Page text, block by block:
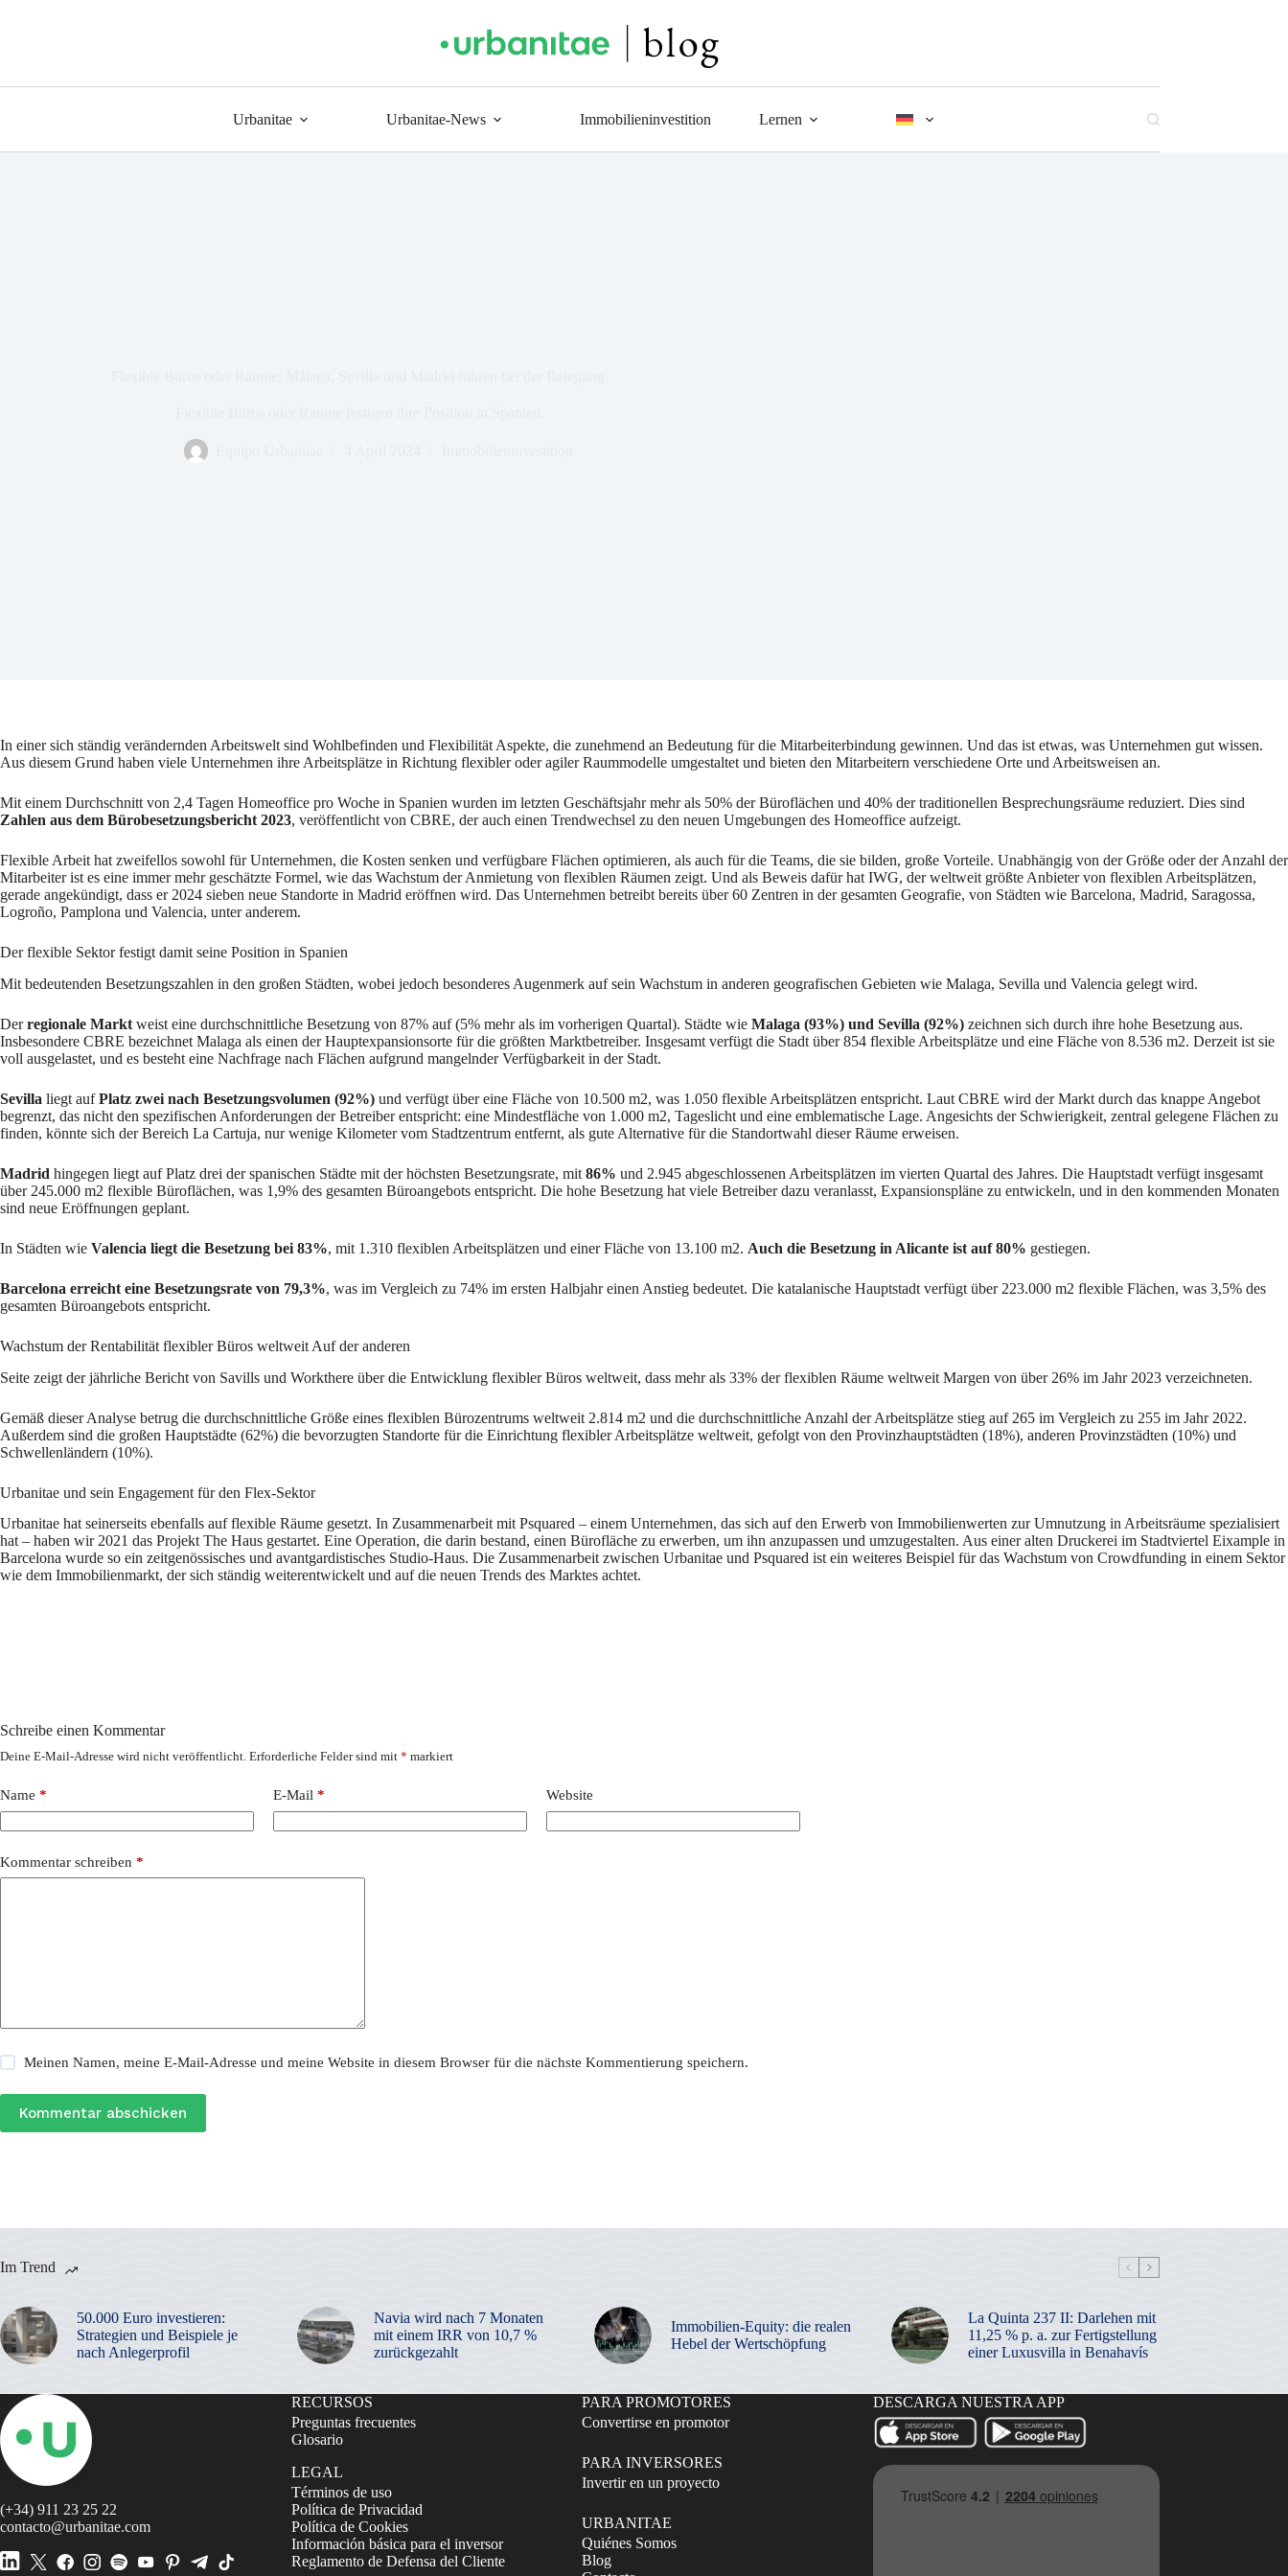
Urbanitae Urbanitae-News Immobilieninvestition Lernen
In einer sich ständig verändernden Arbeitswelt sind Wohlbefinden und Flexibilität Aspekte, die zunehmend an Bedeutung für die Mitarbeiterbindung gewinnen. Und das ist etwas, was Unternehmen gut wissen.
Aus diesem Grund haben viele Unternehmen ihre Arbeitsplätze in Richtung flexibler oder agiler Raummodelle umgestaltet und bieten den Mitarbeitern verschiedene Orte und Arbeitsweisen an.
Mit einem Durchschnitt von 2,4 Tagen Homeoffice pro Woche in Spanien wurden im letzten Geschäftsjahr mehr als 50% der Büroflächen und 40% der traditionellen Besprechungsräume reduziert. Dies sind
Zahlen aus dem Bürobesetzungsbericht 2023, veröffentlicht von CBRE, der auch einen Trendwechsel zu den neuen Umgebungen des Homeoffice aufzeigt.
Flexible Arbeit hat zweifellos sowohl für Unternehmen, die Kosten senken und verfügbare Flächen optimieren, als auch für die Teams, die sie bilden, große Vorteile. Unabhängig von der Größe oder der Anzahl der
Mitarbeiter ist es eine immer mehr geschätzte Formel, wie das Wachstum der Anmietung von flexiblen Räumen zeigt. Und als Beweis dafür hat IWG, der weltweit größte Anbieter von flexiblen Arbeitsplätzen,
gerade angekündigt, dass er 2024 sieben neue Standorte in Madrid eröffnen wird. Das Unternehmen betreibt bereits über 60 Zentren in der gesamten Geografie, von Städten wie Barcelona, Madrid, Saragossa,
Logroño, Pamplona und Valencia, unter anderem.
Der flexible Sektor festigt damit seine Position in Spanien
Mit bedeutenden Besetzungszahlen in den großen Städten, wobei jedoch besonderes Augenmerk auf sein Wachstum in anderen geografischen Gebieten wie Malaga, Sevilla und Valencia gelegt wird.
Derregionale Markt weist eine durchschnittliche Besetzung von 87% auf (5% mehr als im vorherigen Quartal). Städte wie Malaga (93%) und Sevilla (92%) zeichnen sich durch ihre hohe Besetzung aus.
Insbesondere CBRE bezeichnet Malaga als einen der Hauptexpansionsorte für die größten Marktbetreiber. Insgesamt verfügt die Stadt über 854 flexible Arbeitsplätze und eine Fläche von 8.536 m2. Derzeit ist sie
voll ausgelastet, und es besteht eine Nachfrage nach Flächen aufgrund mangelnder Verfügbarkeit in der Stadt.
Sevilla liegt aufPlatz zwei nach Besetzungsvolumen (92%) und verfügt über eine Fläche von 10.500 m2, was 1.050 flexible Arbeitsplätzen entspricht. Laut CBRE wird der Markt durch das knappe Angebot
begrenzt, das nicht den spezifischen Anforderungen der Betreiber entspricht: eine Mindestfläche von 1.000 m2, Tageslicht und eine emblematische Lage. Angesichts der Schwierigkeit, zentral gelegene Flächen zu
finden, könnte sich der Bereich La Cartuja, nur wenige Kilometer vom Stadtzentrum entfernt, als gute Alternative für die Standortwahl dieser Räume erweisen.
Madrid hingegen liegt auf Platz drei der spanischen Städte mit der höchsten Besetzungsrate, mit 86% und 2.945 abgeschlossenen Arbeitsplätzen im vierten Quartal des Jahres. Die Hauptstadt verfügt insgesamt
über 245.000 m2 flexible Büroflächen, was 1,9% des gesamten Büroangebots entspricht. Die hohe Besetzung hat viele Betreiber dazu veranlasst, Expansionspläne zu entwickeln, und in den kommenden Monaten
sind neue Eröffnungen geplant.
In Städten wie Valencia liegt die Besetzung bei 83%, mit 1.310 flexiblen Arbeitsplätzen und einer Fläche von 13.100 m2. Auch die Besetzung in Alicante ist auf 80% gestiegen.
Barcelona erreicht eine Besetzungsrate von 79,3%, was im Vergleich zu 74% im ersten Halbjahr einen Anstieg bedeutet. Die katalanische Hauptstadt verfügt über 223.000 m2 flexible Flächen, was 3,5% des
gesamten Büroangebots entspricht.
Wachstum der Rentabilität flexibler Büros weltweit Auf der anderen
Seite zeigt der jährliche Bericht von Savills und Workthere über die Entwicklung flexibler Büros weltweit, dass mehr als 33% der flexiblen Räume weltweit Margen von über 26% im Jahr 2023 verzeichneten.
Gemäß dieser Analyse betrug die durchschnittliche Größe eines flexiblen Bürozentrums weltweit 2.814 m2 und die durchschnittliche Anzahl der Arbeitsplätze stieg auf 265 im Vergleich zu 255 im Jahr 2022.
Außerdem sind die großen Hauptstädte (62%) die bevorzugten Standorte für die Einrichtung flexibler Arbeitsplätze weltweit, gefolgt von den Provinzhauptstädten (18%), anderen Provinzstädten (10%) und
Schwellenländern (10%).
Urbanitae und sein Engagement für den Flex-Sektor
Urbanitae hat seinerseits ebenfalls auf flexible Räume gesetzt. In Zusammenarbeit mit Psquared – einem Unternehmen, das sich auf den Erwerb von Immobilienwerten zur Umnutzung in Arbeitsräume spezialisiert
hat – haben wir 2021 das Projekt The Haus gestartet. Eine Operation, die darin bestand, einen Bürofläche zu erwerben, um ihn anzupassen und umzugestalten. Aus einer alten Druckerei im Stadtviertel Eixample in
Barcelona wurde so ein zeitgenössisches und avantgardistisches Studio-Haus. Die Zusammenarbeit zwischen Urbanitae und Psquared ist ein weiteres Beispiel für das Wachstum von Crowdfunding in einem Sektor
wie dem Immobilienmarkt, der sich ständig weiterentwickelt und auf die neuen Trends des Marktes achtet.
Schreibe einen Kommentar
Deine E-Mail-Adresse wird nicht veröffentlicht. Erforderliche Felder sind mit * markiert
Name * E-Mail * Website
Kommentar schreiben *
Meinen Namen, meine E-Mail-Adresse und meine Website in diesem Browser für die nächste Kommentierung speichern.
Kommentar abschicken
Im Trend
50.000 Euro investieren:
Strategien und Beispiele je
nach Anlegerprofil
Navia wird nach 7 Monaten
mit einem IRR von 10,7 %
zurückgezahlt
Immobilien-Equity: die realen
Hebel der Wertschöpfung
La Quinta 237 II: Darlehen mit
11,25 % p. a. zur Fertigstellung
einer Luxusvilla in Benahavís
(+34) 911 23 25 22
contacto@urbanitae.com
RECURSOS
Preguntas frecuentes
Glosario
LEGAL
Términos de uso
Política de Privacidad
Política de Cookies
Información básica para el inversor
Reglamento de Defensa del Cliente
PARA PROMOTORES
Convertirse en promotor
PARA INVERSORES
Invertir en un proyecto
URBANITAE
Quiénes Somos
Blog
DESCARGA NUESTRA APP